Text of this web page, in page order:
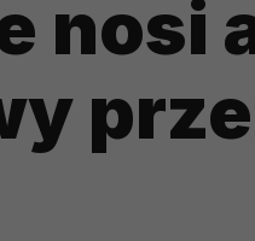
nosi